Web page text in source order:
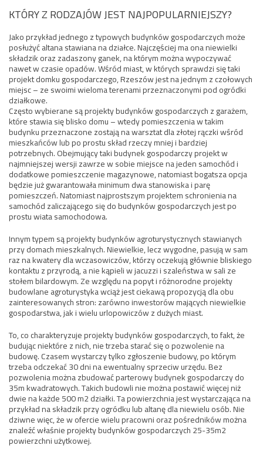
KTÓRY Z RODZAJÓW JEST NAJPOPULARNIEJSZY?
Jako przykład jednego z typowych budynków gospodarczych może
posłużyć altana stawiana na działce. Najczęściej ma ona niewielki
składzik oraz zadaszony ganek, na którym można wypoczywać
nawet w czasie opadów. Wśród miast, w których sprawdzi się taki
projekt domku gospodarczego, Rzeszów jest na jednym z czołowych
miejsc – ze swoimi wieloma terenami przeznaczonymi pod ogródki
działkowe.
Często wybierane są projekty budynków gospodarczych z garażem,
które stawia się blisko domu – wtedy pomieszczenia w takim
budynku przeznaczone zostają na warsztat dla złotej rączki wśród
mieszkańców lub po prostu skład rzeczy mniej i bardziej
potrzebnych. Obejmujący taki budynek gospodarczy projekt w
najmniejszej wersji zawrze w sobie miejsce na jeden samochód i
dodatkowe pomieszczenie magazynowe, natomiast bogatsza opcja
będzie już gwarantowała minimum dwa stanowiska i parę
pomieszczeń. Natomiast najprostszym projektem schronienia na
samochód zaliczającego się do budynków gospodarczych jest po
prostu wiata samochodowa.
Innym typem są projekty budynków agroturystycznych stawianych
przy domach mieszkalnych. Niewielkie, lecz wygodne, pasują w sam
raz na kwatery dla wczasowiczów, którzy oczekują głównie bliskiego
kontaktu z przyrodą, a nie kąpieli w jacuzzi i szaleństwa w sali ze
stołem bilardowym. Ze względu na popyt i różnorodne projekty
budowlane agroturystyka wciąż jest ciekawą propozycją dla obu
zainteresowanych stron: zarówno inwestorów mających niewielkie
gospodarstwa, jak i wielu urlopowiczów z dużych miast.
To, co charakteryzuje projekty budynków gospodarczych, to fakt, że
budując niektóre z nich, nie trzeba starać się o pozwolenie na
budowę. Czasem wystarczy tylko zgłoszenie budowy, po którym
trzeba odczekać 30 dni na ewentualny sprzeciw urzędu. Bez
pozwolenia można zbudować parterowy budynek gospodarczy do
35m kwadratowych. Takich budowli nie można postawić więcej niż
dwie na każde 500 m2 działki. Ta powierzchnia jest wystarczająca na
przykład na składzik przy ogródku lub altanę dla niewielu osób. Nie
dziwne więc, że w ofercie wielu pracowni oraz pośredników można
znaleźć właśnie projekty budynków gospodarczych 25-35m2
powierzchni użytkowej.